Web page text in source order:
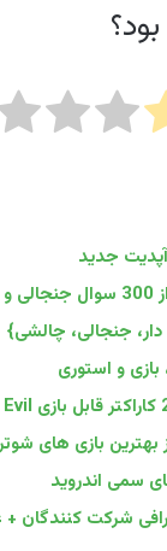
جدید
شرکت کنندگان